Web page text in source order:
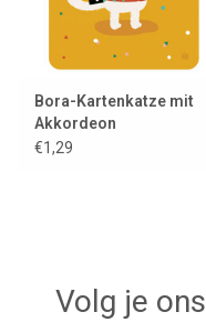
Bora-Kartenkatze mit
Akkordeon
€1,29
Volg je